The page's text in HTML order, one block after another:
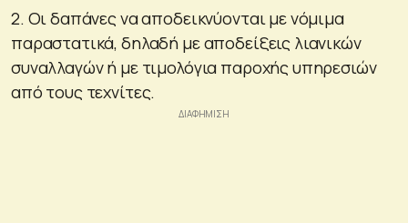
2. Οι δαπάνες να αποδεικνύονται με νόμιμα
παραστατικά, δηλαδή με αποδείξεις λιανικών
συναλλαγών ή με τιμολόγια παροχής υπηρεσιών
από τους τεχνίτες.